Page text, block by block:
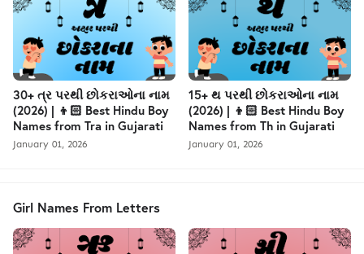
30+ ત્ર પરથી છોકરાઓના નામ
(2026) | 👦🏻 Best Hindu Boy
Names from Tra in Gujarati
January 01, 2026
15+ થ પરથી છોકરાઓના નામ
(2026) | 👦🏻 Best Hindu Boy
Names from Th in Gujarati
January 01, 2026
Girl Names From Letters